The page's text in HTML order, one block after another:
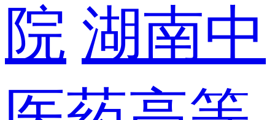
院 湖南中